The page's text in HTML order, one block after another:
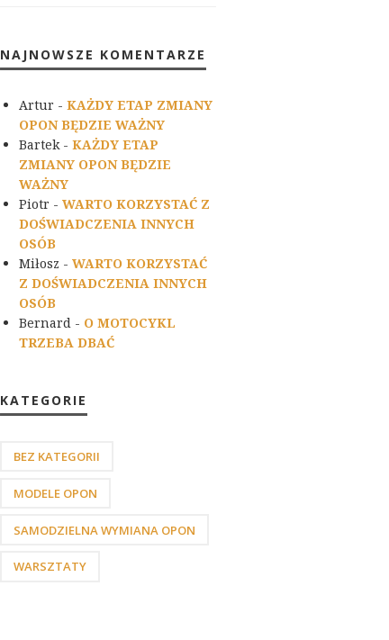
NAJNOWSZE KOMENTARZE
Artur - KAŻDY ETAP ZMIANY
OPON BĘDZIE WAŻNY
Bartek- KAŻDY ETAP
ZMIANY OPON BĘDZIE
WAŻNY
Piotr - WARTO KORZYSTAĆ Z
DOŚWIADCZENIA INNYCH
OSÓB
Miłosz - WARTO KORZYSTAĆ
Z DOŚWIADCZENIA INNYCH
OSÓB
Bernard - O MOTOCYKL
TRZEBA DBAĆ
KATEGORIE
BEZ KATEGORII
MODELE OPON
SAMODZIELNA WYMIANA OPON
WARSZTATY